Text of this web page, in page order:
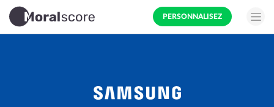
PERSONNALISEZ